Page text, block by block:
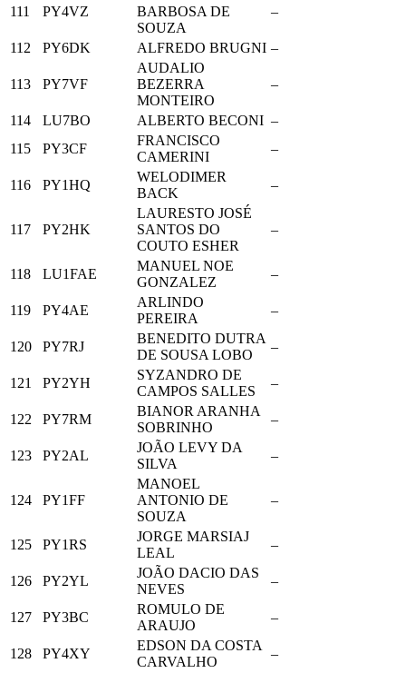
111 PY4VZ
BARBOSA DE
SOUZA
–
112 PY6DK ALFREDO BRUGNI –
113 PY7VF
AUDALIO
BEZERRA
MONTEIRO
–
114 LU7BO ALBERTO BECONI –
115
PY3CF
FRANCISCO
CAMERINI
–
116 PY1HQ
WELODIMER
BACK
–
117 PY2HK
LAURESTO JOSÉ
SANTOS DO
COUTO ESHER
–
118 LU1FAE
MANUEL NOE
GONZALEZ
–
119 PY4AE
ARLINDO
PEREIRA
–
120 PY7RJ
BENEDITO DUTRA
DE SOUSA LOBO
–
121 PY2YH
SYZANDRO DE
CAMPOS SALLES
–
122 PY7RM
BIANOR ARANHA
SOBRINHO
–
123 PY2AL
JOÃO LEVY DA
SILVA
–
124 PY1FF
MANOEL
ANTONIO DE
SOUZA
–
125 PY1RS
JORGE MARSIAJ
LEAL
–
126 PY2YL
JOÃO DACIO DAS
NEVES
–
127 PY3BC
ROMULO DE
ARAUJO
–
128 PY4XY
EDSON DA COSTA
CARVALHO
–